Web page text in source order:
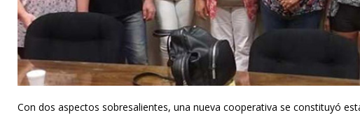
Con dos aspectos sobresalientes, una nueva cooperativa se constituyó